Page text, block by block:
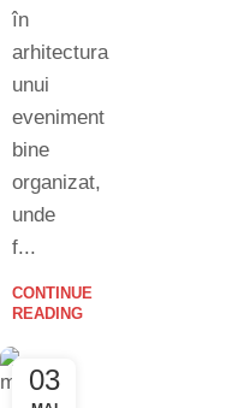
în
arhitectura
unui
eveniment
bine
organizat,
unde
f...
CONTINUE
READING
03